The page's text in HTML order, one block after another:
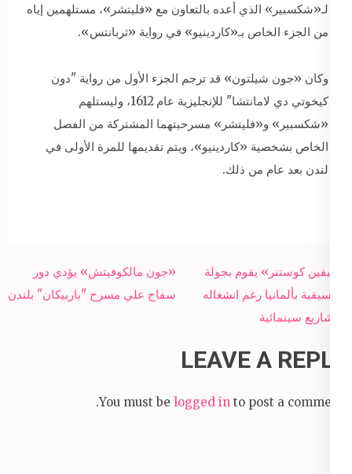
لـ«شكسبير» الذي أعده بالتعاون مع «فليتشر»، مستلهمين إياه
من الجزء الخاص بـ«كاردينيو» في رواية «ثربانتس».
وكان «جون شيلتون» قد ترجم الجزء الأول من رواية "دون
كيخوتي دي لامانتشا" للإنجليزية عام 1612، وليستلهم
«شكسبير» و«فليتشر» مسرحيتهما المشتركة من الفصل
الخاص بشخصية «كاردينيو»، ويتم تقديمها للمرة الأولى في
لندن بعد عام من ذلك.
Post
navigation
«جون مالكوفيتش» يؤدي دور
سفاح علي مسرح "باربيكان" بلندن
«كيفين كوستنر» يقوم بجولة
موسيقية بألمانيا رغم انشغاله
بمشاريع سينمائية
LEAVE A REPLY
You must be logged in to post a comment.